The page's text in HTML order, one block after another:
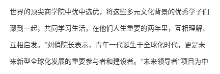
世界的顶尖商学院中优中选优，将这些多元文化背景的优秀学子们
聚到一起，共同学习生活，在他们人生重要的两年里，互相理解、
互相启发。”刘俏院长表示，青年一代诞生于全球化时代，更是未
来新型全球化发展的重要参与者和建设者。“未来领导者”项目为中